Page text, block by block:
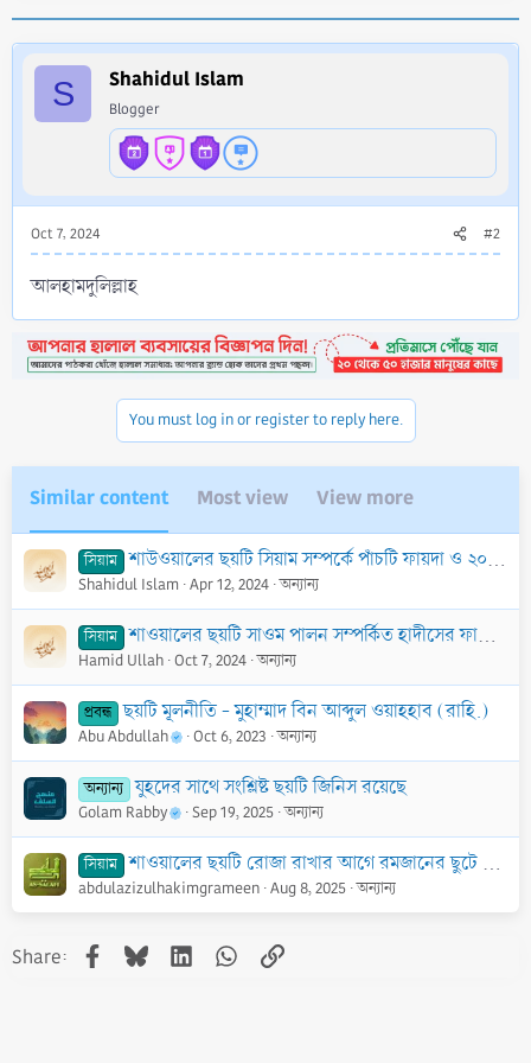
S Shahidul Islam
Blogger
Oct 7, 2024 #2
আলহামদুলিল্লাহ
You must log in or register to reply here.
Similar content Most view View more
সিয়াম শাউওয়ালের ছয়টি সিয়াম সম্পর্কে পাঁচটি ফায়দা ও ২০টি মাস‘আলা
Shahidul Islam Apr 12, 2024 অন্যান্য
সিয়াম শাওয়ালের ছয়টি সাওম পালন সম্পর্কিত হাদীসের ফায়েদা
Hamid Ullah Oct 7, 2024 অন্যান্য
প্রবন্ধ ছয়টি মূলনীতি - মুহাম্মাদ বিন আব্দুল ওয়াহহাব (রাহি.)
Abu Abdullah Oct 6, 2023 অন্যান্য
অন্যান্য যুহদের সাথে সংশ্লিষ্ট ছয়টি জিনিস রয়েছে
Golam Rabby Sep 19, 2025 অন্যান্য
সিয়াম শাওয়ালের ছয়টি রোজা রাখার আগে রমজানের ছুটে যাওয়া রোজার কাযা করা কি জরুরি?
abdulazizulhakimgrameen Aug 8, 2025 অন্যান্য
Share: Facebook
BlueskyLinkedInWhatsApp
Link